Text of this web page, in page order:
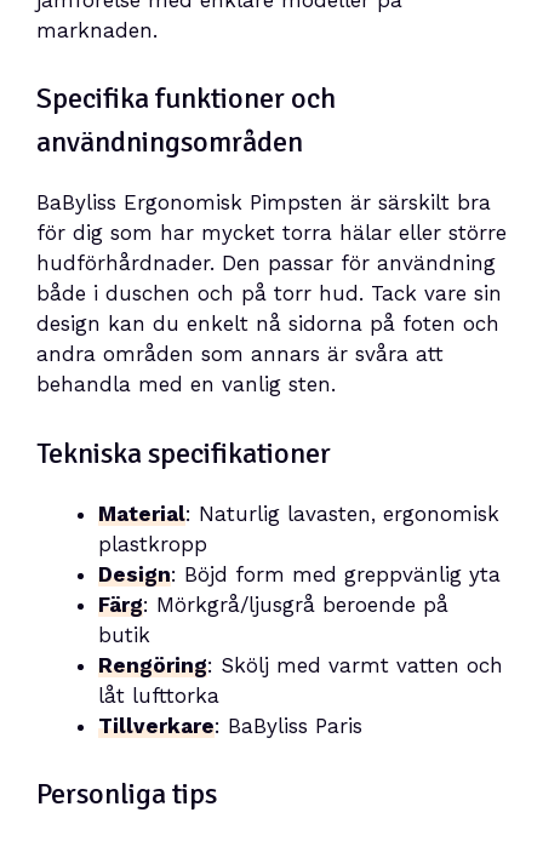
marknaden.
Specifika funktioner och
användningsområden
BaByliss Ergonomisk Pimpsten är särskilt bra
för dig som har mycket torra hälar eller större
hudförhårdnader. Den passar för användning
både i duschen och på torr hud. Tack vare sin
design kan du enkelt nå sidorna på foten och
andra områden som annars är svåra att
behandla med en vanlig sten.
Tekniska specifikationer
Material: Naturlig lavasten, ergonomisk
plastkropp
Design: Böjd form med greppvänlig yta
Färg: Mörkgrå/ljusgrå beroende på
butik
Rengöring: Skölj med varmt vatten och
låt lufttorka
Tillverkare: BaByliss Paris
Personliga tips